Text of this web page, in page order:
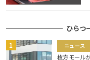
ひらつ
ニュース
枚方モール